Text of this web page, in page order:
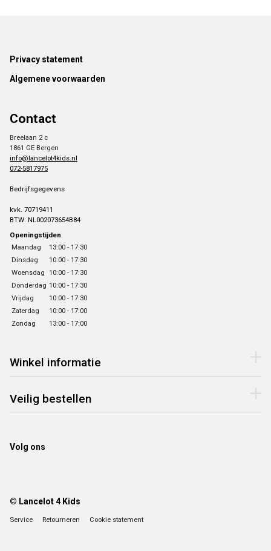
Footer
Privacy statement
Algemene voorwaarden
Contact
Breelaan 2 c
1861 GE Bergen
info@lancelot4kids.nl
072-5817975
Bedrijfsgegevens
kvk. 70719411
BTW: NL002073654B84
Openingstijden
Maandag
13:00 - 17:30
Dinsdag
10:00 - 17:30
Woensdag 10:00 - 17:30
Donderdag 10:00 - 17:30
Vrijdag
10:00 - 17:30
Zaterdag
10:00 - 17:00
Zondag
13:00 - 17:00
Winkel informatie
Veilig bestellen
Volg ons
© Lancelot 4 Kids
Service Retourneren Cookie statement